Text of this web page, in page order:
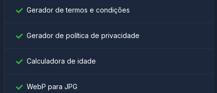
Gerador de termos e condições
Gerador de política de privacidade
Calculadora de idade
WebP para JPG